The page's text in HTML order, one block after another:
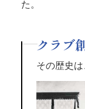
た。
クラブ
その歴史は